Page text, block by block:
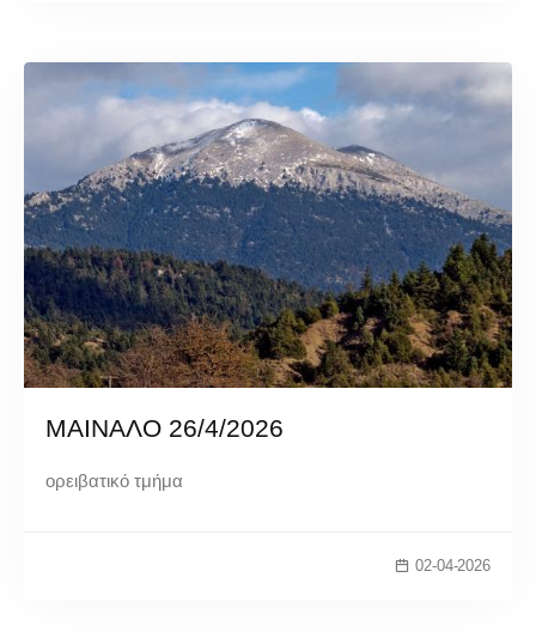
ΜΑΙΝΑΛΟ 26/4/2026
ορειβατικό τμήμα
02-04-2026